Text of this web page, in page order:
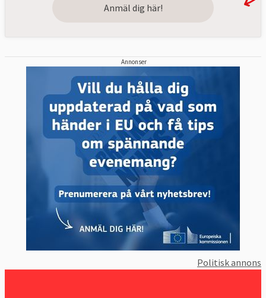
Anmäl dig här!
Annonser
Politisk annons